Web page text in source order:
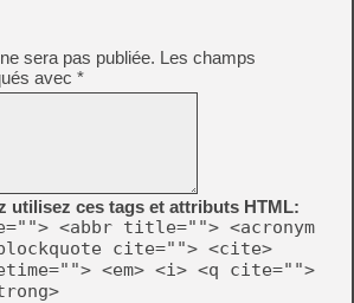
sera pas publiée. Les champs
avec *
utilisez ces tags et attributs HTML:
<abbr title=""> <acronym
cite=""> <cite>
<em> <i> <q cite="">